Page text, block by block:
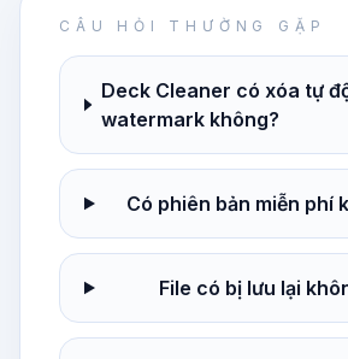
CÂU HỎI THƯỜNG GẶP
Deck Cleaner có xóa tự
watermark không?
Có phiên bản miễn phí
File có bị lưu lại